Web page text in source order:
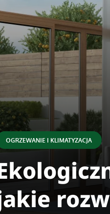
OGRZEWANIE I KLIMATYZACJA